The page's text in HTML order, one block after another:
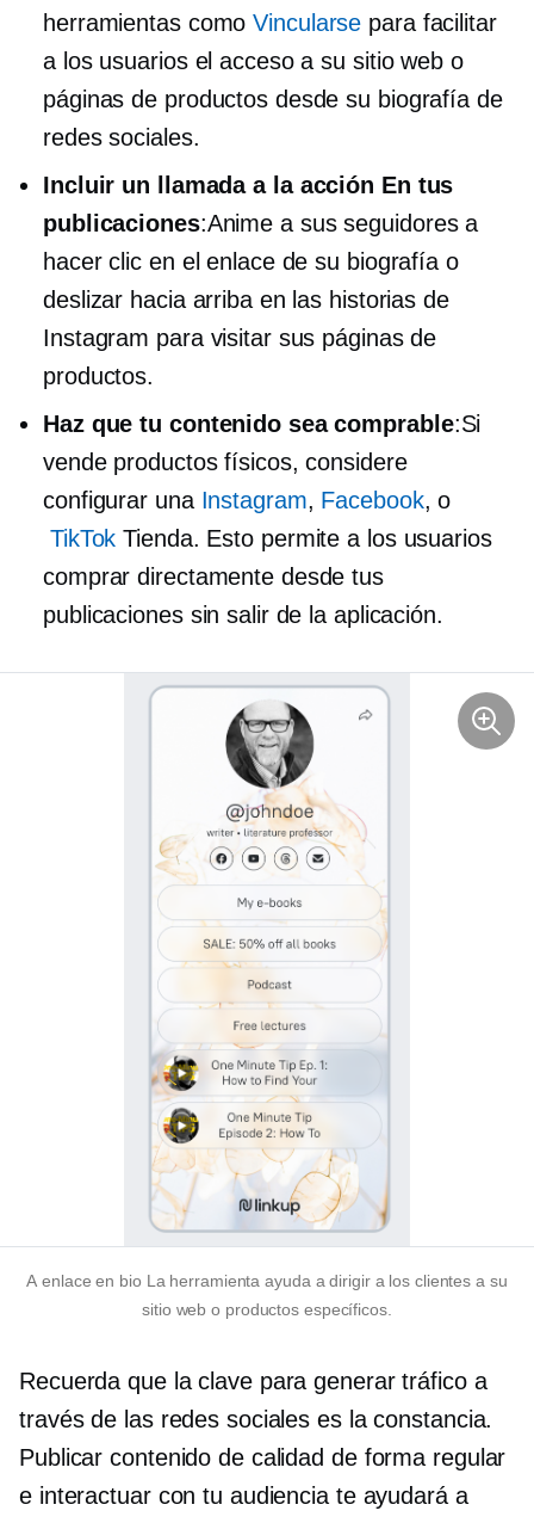
herramientas comoVincularse para facilitar
a los usuarios el acceso a su sitio web o
páginas de productos desde su biografía de
redes sociales.
Incluir un
llamada a la acción En tus
publicaciones:Anime a sus seguidores a
hacer clic en el enlace de su biografía o
deslizar hacia arriba en las historias de
Instagram para visitar sus páginas de
productos.
Haz que tu contenido sea comprable:Si
vende productos físicos, considere
configurar una Instagram, Facebook, o
TikTok Tienda. Esto permite a los usuarios
comprar directamente desde tus
publicaciones sin salir de la aplicación.
Aenlace en bio La herramienta ayuda a dirigir a los clientes a su
sitio web o productos específicos.
Recuerda que la clave para generar tráfico a
través de las redes sociales es la constancia.
Publicar contenido de calidad de forma regular
e interactuar con tu audiencia te ayudará a